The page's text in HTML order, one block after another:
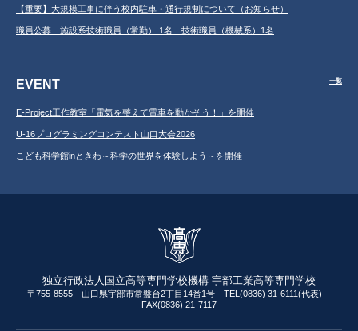
【重要】大規模工事に伴う校内駐車・通行規制について（お知らせ）
職員公募 施設系技術職員（常勤） 1名 技術職員（機械系）1名
EVENT 一覧
E-Project工作教室「電気を整えて電車を動かそう！」を開催
U-16プログラミングコンテスト山口大会2026
こども科学館inときわ～科学の世界を体験しよう～を開催
独立行政法人国立高等専門学校機構 宇部工業高等専門学校
〒755-8555 山口県宇部市常盤台2丁目14番1号 TEL(0836) 31-6111(代表)
FAX(0836) 21-7117